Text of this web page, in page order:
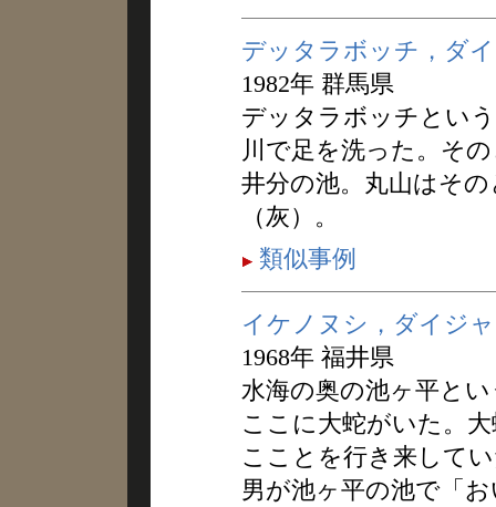
デッタラボッチ，ダ
1982年 群馬県
デッタラボッチとい
川で足を洗った。そ
井分の池。丸山はそ
（灰）。
類似事例
イケノヌシ，ダイジャ
1968年 福井県
水海の奥の池ヶ平と
ここに大蛇がいた。
こことを行き来して
男が池ヶ平の池で「